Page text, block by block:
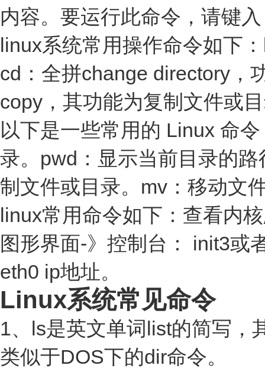
内容。要运行此命令，请键
linux系统常用操作命令如下
cd：全拼change directory，
copy，其功能为复制文件或
以下是一些常用的 Linux 命
录。pwd：显示当前目录的
制文件或目录。mv：移动文
linux常用命令如下：查看内
图形界面-》控制台： init3或
eth0 ip地址。
Linux系统常见命令
1、ls是英文单词list的简写，
类似于DOS下的dir命令。